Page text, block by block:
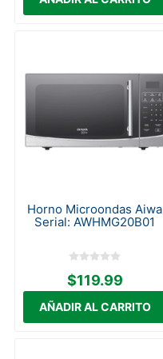
Horno Microondas Aiwa
Serial: AWHMG20B01
$119.99